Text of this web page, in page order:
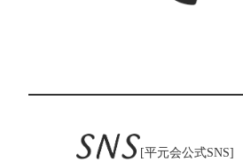
[平元会公式SNS]